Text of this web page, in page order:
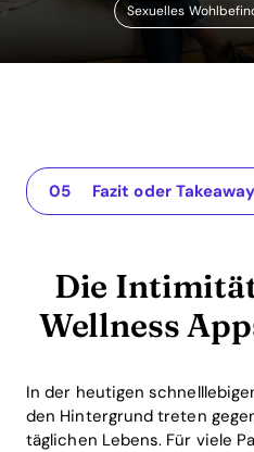
Sexuelles
Die Intimität mit Sexual
The app for your
Das Problem
Praktische
Fazit oder Takeaway
Die
Wellness
In der heutigen
den Hintergrund treten
täglichen Lebens. Für viele